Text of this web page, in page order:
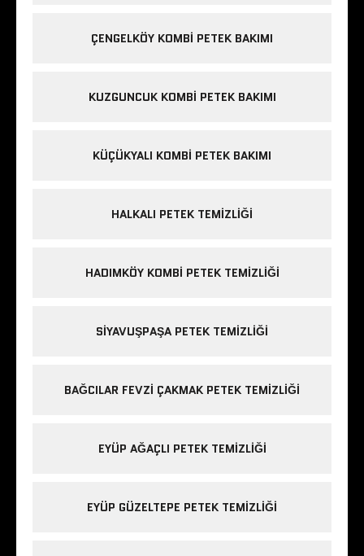
ÇENGELKÖY KOMBI PETEK BAKIMI
KUZGUNCUK KOMBI PETEK BAKIMI
KÜÇÜKYALI KOMBI PETEK BAKIMI
HALKALI PETEK TEMIZLIĞI
HADIMKÖY KOMBI PETEK TEMIZLIĞI
SIYAVUŞPAŞA PETEK TEMIZLIĞI
BAĞCILAR FEVZI ÇAKMAK PETEK TEMIZLIĞI
EYÜP AĞAÇLI PETEK TEMIZLIĞI
EYÜP GÜZELTEPE PETEK TEMIZLIĞI